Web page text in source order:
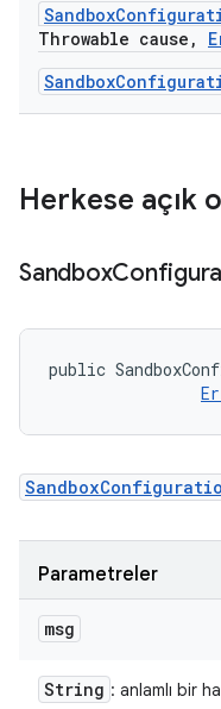
Sandbox
Throwable cause ,
Herkese açık
Sandbox
public
Parametreler
msg
String : anlamlı bir